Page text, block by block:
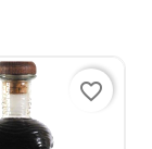
favorite_border